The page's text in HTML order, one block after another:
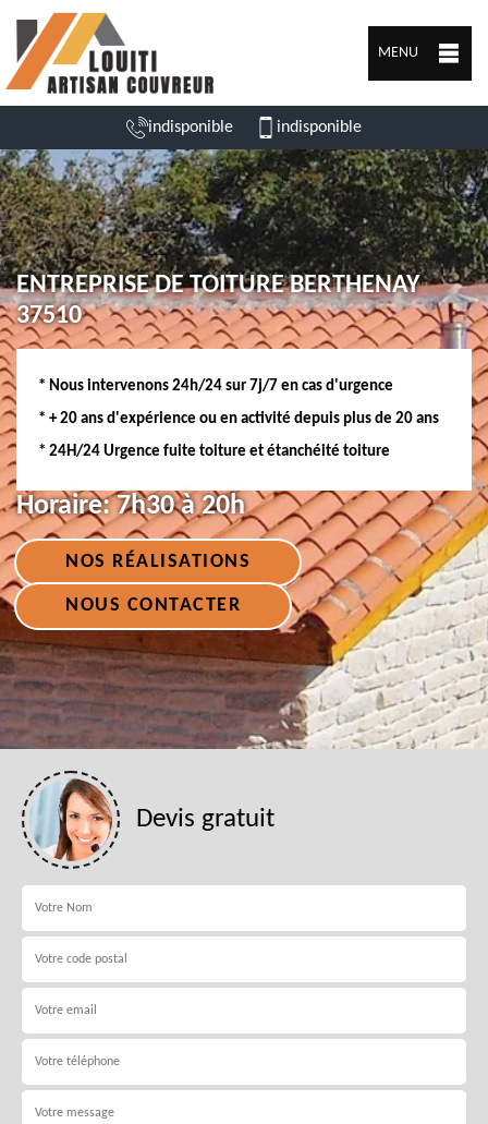
MENU
indisponible indisponible
ENTREPRISE DE TOITURE BERTHENAY
37510
* Nous intervenons 24h/24 sur 7j/7 en cas d'urgence
* + 20 ans d'expérience ou en activité depuis plus de 20 ans
* 24H/24 Urgence fuite toiture et étanchéité toiture
Horaire:7h30 à 20h
NOS RÉALISATIONS
NOUS CONTACTER
Devis gratuit